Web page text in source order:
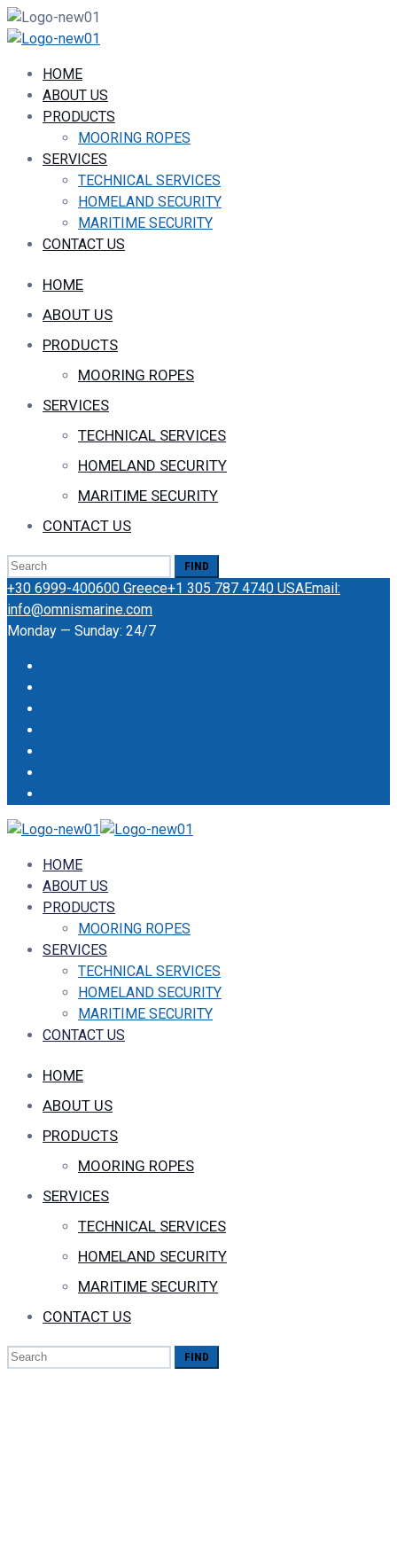
HOME
ABOUT US
PRODUCTS
MOORING ROPES
SERVICES
TECHNICAL SERVICES
HOMELAND SECURITY
MARITIME SECURITY
CONTACT US
HOME
ABOUT US
PRODUCTS
MOORING ROPES
SERVICES
TECHNICAL SERVICES
HOMELAND SECURITY
MARITIME SECURITY
CONTACT US
Search
for:
+30 6999-400600 Greece+1 305 787 4740 USAEmail:
info@omnismarine.com
Monday — Sunday: 24/7
HOME
ABOUT US
PRODUCTS
MOORING ROPES
SERVICES
TECHNICAL SERVICES
HOMELAND SECURITY
MARITIME SECURITY
CONTACT US
HOME
ABOUT US
PRODUCTS
MOORING ROPES
SERVICES
TECHNICAL SERVICES
HOMELAND SECURITY
MARITIME SECURITY
CONTACT US
Search